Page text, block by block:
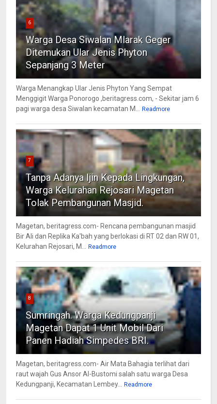
6
Warga Desa Siwalan Mlarak Geger
Ditemukan Ular Jenis Phyton
Sepanjang 3 Meter
Warga Menangkap Ular Jenis Phyton Yang Sempat
Menggigit Warga Ponorogo ,beritagress.com, - Sekitar jam 6
pagi warga desa Siwalan kecamatan M... Readmore
7
Tanpa Adanya Ijin Kepada Lingkungan,
Warga Kelurahan Rejosari Magetan
Tolak Pembangunan Masjid.
Magetan, beritagress.com- Rencana pembangunan masjid
Bir Ali dan Replika Ka'bah yang berlokasi di RT 02 dan RW 01,
Kelurahan Rejosari, M... Readmore
8
Sumringah. Warga Kedungpanji
Magetan Dapat 1 Unit Mobil Dari
Panen Hadiah Simpedes BRI.
Magetan, beritagress.com- Air Mata Bahagia terlihat dari
raut wajah Gus Ansor Al-Bustomi salah satu warga Desa
Kedungpanji, Kecamatan Lembey... Readmore